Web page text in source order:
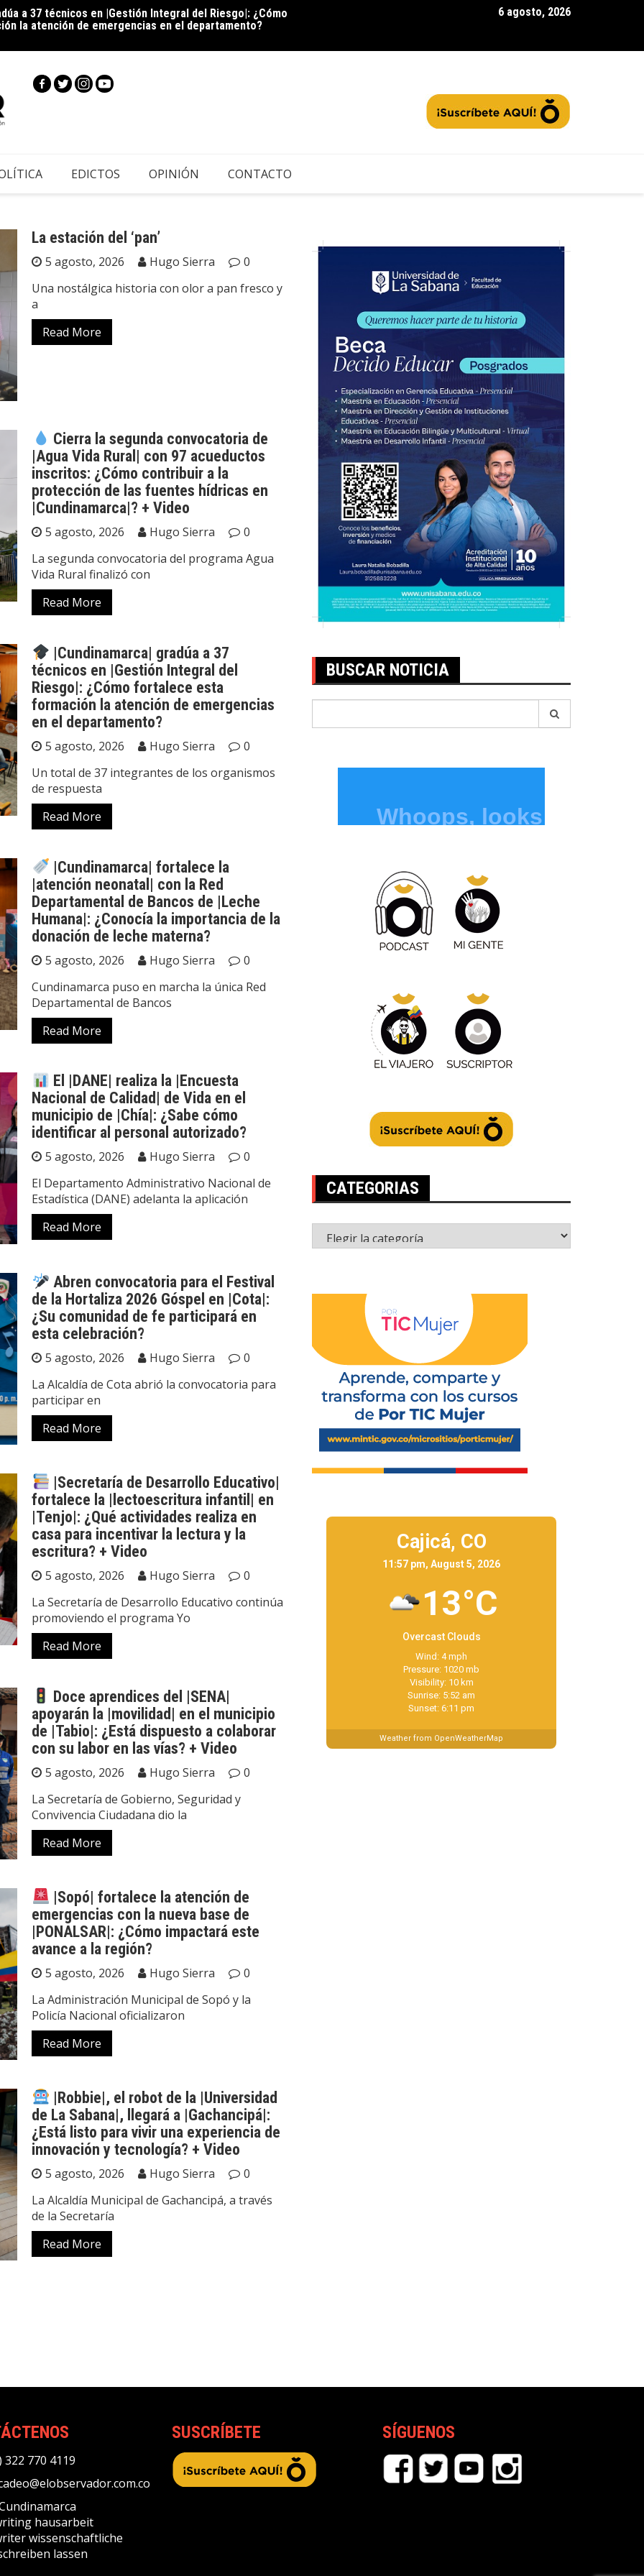
a 37 técnicos en |Gestión Integral del Riesgo|: ¿Cómo
la atención de emergencias en el departamento?
Cierra la segunda convocatoria de |Agua Vida Rural| con 97
6 agosto, 2026
EDICTOS OPINIÓN CONTACTO
La estación del ‘pan’
5 agosto, 2026 Hugo Sierra
0
Una nostálgica historia con olor a pan fresco y
a
Read More
Cierra la segunda convocatoria de
|Agua Vida Rural| con 97 acueductos
inscritos: ¿Cómo contribuir a la
protección de las fuentes hídricas en
|Cundinamarca|? + Video
5 agosto, 2026 Hugo Sierra
0
La segunda convocatoria del programa Agua
Vida Rural finalizó con
Read More
|Cundinamarca| gradúa a 37
técnicos en |Gestión Integral del
Riesgo|: ¿Cómo fortalece esta
formación la atención de emergencias
en el departamento?
5 agosto, 2026 Hugo Sierra
0
Un total de 37 integrantes de los organismos
de respuesta
Read More
|Cundinamarca| fortalece la
|atención neonatal| con la Red
Departamental de Bancos de |Leche
Humana|: ¿Conocía la importancia de la
donación de leche materna?
5 agosto, 2026 Hugo Sierra
0
Cundinamarca puso en marcha la única Red
Departamental de Bancos
Read More
El |DANE| realiza la |Encuesta
Nacional de Calidad| de Vida en el
municipio de |Chía|: ¿Sabe cómo
identificar al personal autorizado?
5 agosto, 2026 Hugo Sierra
0
El Departamento Administrativo Nacional de
Estadística (DANE) adelanta la aplicación
Read More
Abren convocatoria para el Festival
de la Hortaliza 2026 Góspel en |Cota|:
¿Su comunidad de fe participará en
esta celebración?
5 agosto, 2026 Hugo Sierra
0
La Alcaldía de Cota abrió la convocatoria para
participar en
Read More
|Secretaría de Desarrollo Educativo|
fortalece la |lectoescritura infantil| en
|Tenjo|: ¿Qué actividades realiza en
casa para incentivar la lectura y la
escritura? + Video
5 agosto, 2026 Hugo Sierra
0
La Secretaría de Desarrollo Educativo continúa
promoviendo el programa Yo
Read More
Doce aprendices del |SENA|
apoyarán la |movilidad| en el municipio
de |Tabio|: ¿Está dispuesto a colaborar
con su labor en las vías? + Video
5 agosto, 2026 Hugo Sierra
0
La Secretaría de Gobierno, Seguridad y
Convivencia Ciudadana dio la
Read More
|Sopó| fortalece la atención de
emergencias con la nueva base de
|PONALSAR|: ¿Cómo impactará este
avance a la región?
5 agosto, 2026 Hugo Sierra
0
La Administración Municipal de Sopó y la
Policía Nacional oficializaron
Read More
|Robbie|, el robot de la |Universidad
de La Sabana|, llegará a |Gachancipá|:
¿Está listo para vivir una experiencia de
innovación y tecnología? + Video
5 agosto, 2026 Hugo Sierra
0
La Alcaldía Municipal de Gachancipá, a través
de la Secretaría
Read More
BUSCAR NOTICIA
CATEGORIAS
Cajicá, CO
11:57 pm, August 5, 2026
13°C
Overcast Clouds
Wind: 4 mph
Pressure: 1020 mb
Visibility: 10 km
Sunrise: 5:52 am
Sunset: 6:11 pm
Weather from OpenWeatherMap
770 4119
hausarbeit
wissenschaftliche
lassen
SUSCRÍBETE SÍGUENOS